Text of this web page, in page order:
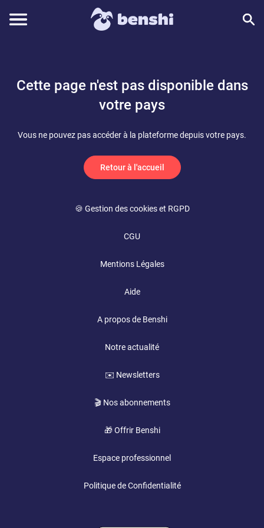
Cette page n'est pas disponible dans
votre pays
Vous ne pouvez pas accéder à la plateforme depuis votre pays.
Retour à l'accueil
🍪 Gestion des cookies et RGPD
CGU
Mentions Légales
Aide
A propos de Benshi
Notre actualité
✉️ Newsletters
🎬 Nos abonnements
🎁 Offrir Benshi
Espace professionnel
Politique de Confidentialité